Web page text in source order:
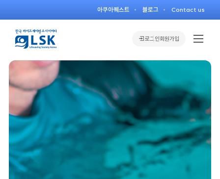
아쿠아퀘스트 블로그 Contact us
로그인회원가입